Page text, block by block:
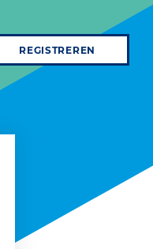
REGISTREREN